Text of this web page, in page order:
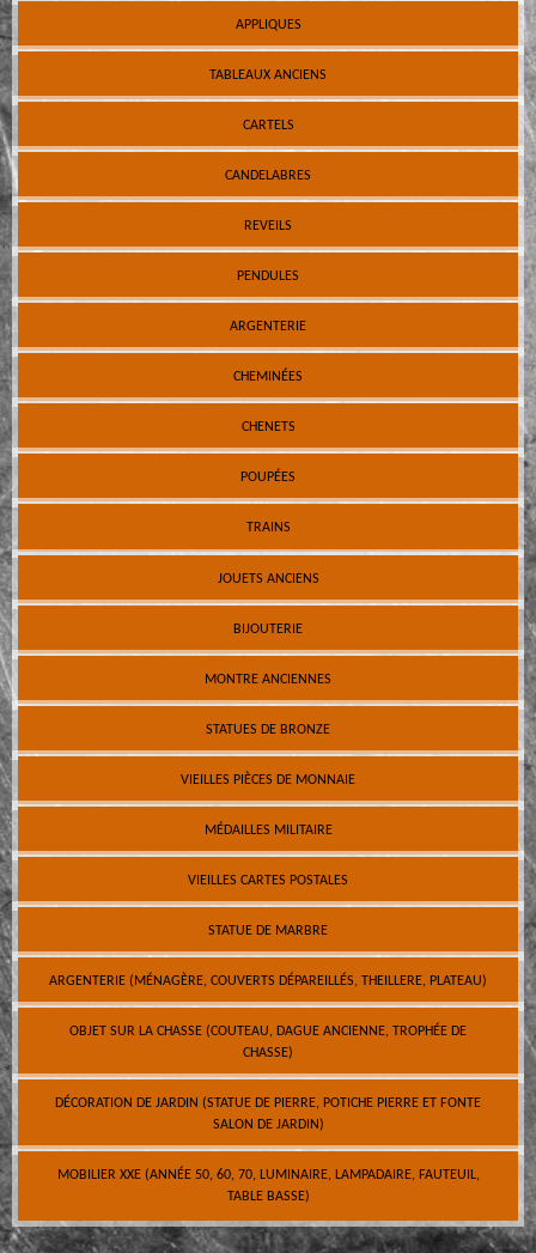
APPLIQUES
TABLEAUX ANCIENS
CARTELS
CANDELABRES
REVEILS
PENDULES
ARGENTERIE
CHEMINÉES
CHENETS
POUPÉES
TRAINS
JOUETS ANCIENS
BIJOUTERIE
MONTRE ANCIENNES
STATUES DE BRONZE
VIEILLES PIÈCES DE MONNAIE
MÉDAILLES MILITAIRE
VIEILLES CARTES POSTALES
STATUE DE MARBRE
ARGENTERIE (MÉNAGÈRE, COUVERTS DÉPAREILLÉS, THEILLERE, PLATEAU)
OBJET SUR LA CHASSE (COUTEAU, DAGUE ANCIENNE, TROPHÉE DE
CHASSE)
DÉCORATION DE JARDIN (STATUE DE PIERRE, POTICHE PIERRE ET FONTE
SALON DE JARDIN)
MOBILIER XXE (ANNÉE 50, 60, 70, LUMINAIRE, LAMPADAIRE, FAUTEUIL,
TABLE BASSE)